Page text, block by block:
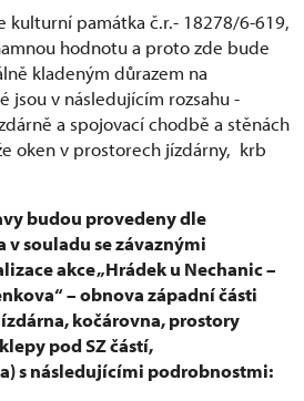
památka č.r.- 18278/6-619,
hodnotu a proto zde bude
kladeným důrazem na
jsou v následujícím rozsahu -
a spojovací chodbě a stěnách
oken v prostorech jízdárny, krb
budou provedeny dle
souladu se závaznými
akce „Hrádek u Nechanic –
– obnova západní části
kočárovna, prostory
pod SZ částí,
s následujícími podrobnostmi: